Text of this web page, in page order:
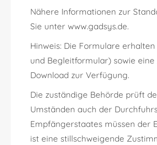
Nähere Informationen zur
Sie unter www.gadsys.de.
Hinweis: Die Formulare
und Begleitformular) sowie
Download zur Verfügung.
Die zuständige Behörde prüft
Umständen auch der
Empfängerstaates müssen der
ist eine stillschweigende